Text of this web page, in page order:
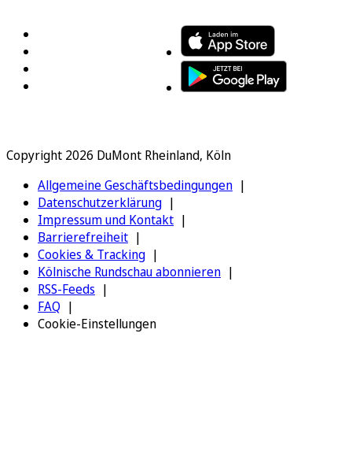
Copyright 2026 DuMont Rheinland, Köln
Allgemeine Geschäftsbedingungen
Datenschutzerklärung
Impressum und Kontakt
Barrierefreiheit
Cookies & Tracking
Kölnische Rundschau abonnieren
RSS-Feeds
FAQ
Cookie-Einstellungen